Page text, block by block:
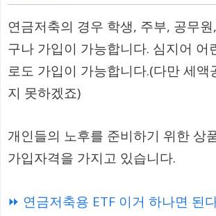
연금저축의 경우 학생, 주부, 공무
구나 가입이 가능합니다. 심지어 어
로도 가입이 가능합니다.(다만 세액
지 못하겠죠)
개인들의 노후를 준비하기 위한 상
가입자격을 가지고 있습니다.
⏩ 연금저축용 ETF 이거 하나면 된